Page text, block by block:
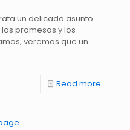
un delicado asunto
promesas y los
veremos que un
Read more